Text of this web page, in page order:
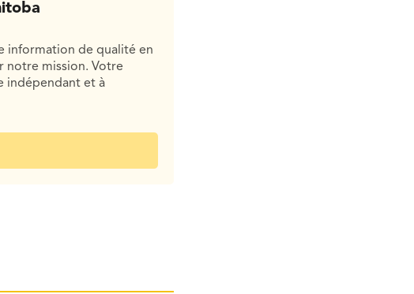
information de qualité en
notre mission. Votre
indépendant et à